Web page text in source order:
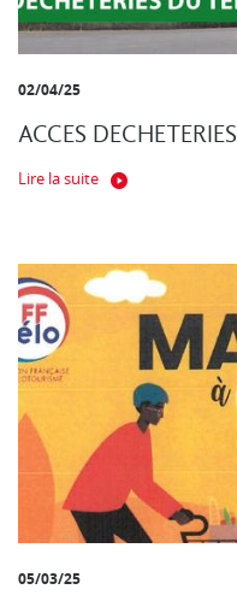
02/04/25
ACCES DECHETERIES
Lire la suite
05/03/25